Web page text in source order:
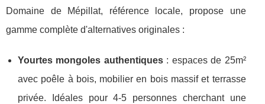
Domaine de Mépillat, référence locale, propose une
gamme complète d'alternatives originales :
Yourtes mongoles authentiques: espaces de 25m²
avec poêle à bois, mobilier en bois massif et terrasse
privée. Idéales pour 4-5 personnes cherchant une